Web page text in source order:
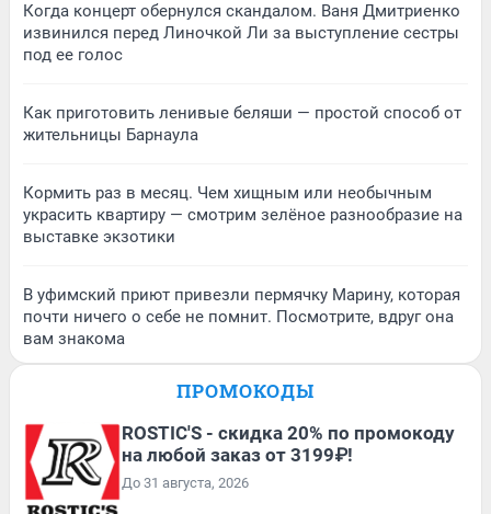
Когда концерт обернулся скандалом. Ваня Дмитриенко
извинился перед Линочкой Ли за выступление сестры
под ее голос
Как приготовить ленивые беляши — простой способ от
жительницы Барнаула
Кормить раз в месяц. Чем хищным или необычным
украсить квартиру — смотрим зелёное разнообразие на
выставке экзотики
В уфимский приют привезли пермячку Марину, которая
почти ничего о себе не помнит. Посмотрите, вдруг она
вам знакома
ПРОМОКОДЫ
ROSTIC'S - скидка 20% по промокоду
на любой заказ от 3199₽!
До 31 августа, 2026